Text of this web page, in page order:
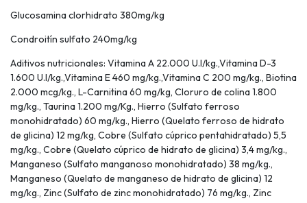
Glucosamina clorhidrato 380mg/kg
Condroitín sulfato 240mg/kg
Aditivos nutricionales: Vitamina A 22.000 U.I/kg.,Vitamina D-3
1.600 U.I/kg.,Vitamina E 460 mg/kg.,Vitamina C 200 mg/kg., Biotina
2.000 mcg/kg., L-Carnitina 60 mg/kg, Cloruro de colina 1.800
mg/kg., Taurina 1.200 mg/Kg., Hierro (Sulfato ferroso
monohidratado) 60 mg/kg., Hierro (Quelato ferroso de hidrato
de glicina) 12 mg/kg, Cobre (Sulfato cúprico pentahidratado) 5,5
mg/kg., Cobre (Quelato cúprico de hidrato de glicina) 3,4 mg/kg.,
Manganeso (Sulfato manganoso monohidratado) 38 mg/kg.,
Manganeso (Quelato de manganeso de hidrato de glicina) 12
mg/kg., Zinc (Sulfato de zinc monohidratado) 76 mg/kg., Zinc